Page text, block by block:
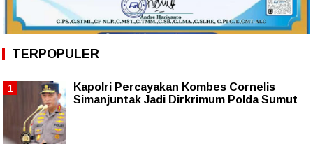
TERPOPULER
Kapolri Percayakan Kombes Cornelis
Simanjuntak Jadi Dirkrimum Polda Sumut